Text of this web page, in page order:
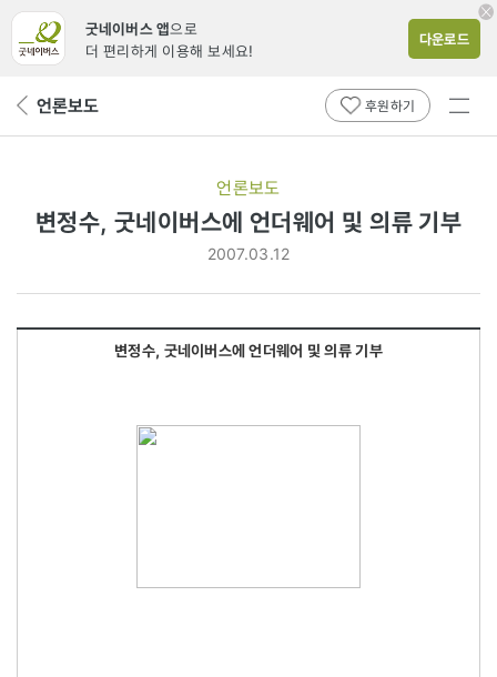
굿네이버스 앱으로
더 편리하게 이용해 보세요!
다운로드
뒤 언론보도 후원하기
전체
언론보도
변정수, 굿네이버스에 언더웨어 및 의류 기부
2007.03.12
변정수, 굿네이버스에 언더웨어 및 의류 기부